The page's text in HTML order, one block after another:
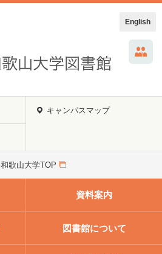
English
キャンパスマップ
和歌山大学TOP
資料案内
図書館について